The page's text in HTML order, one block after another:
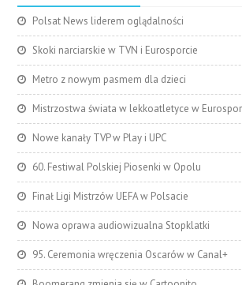
Polsat News liderem oglądalności
Skoki narciarskie w TVN i Eurosporcie
Metro z nowym pasmem dla dzieci
Mistrzostwa świata w lekkoatletyce w
Nowe kanały TVP w Play i UPC
60. Festiwal Polskiej Piosenki w Opolu
Finał Ligi Mistrzów UEFA w Polsacie
Nowa oprawa audiowizualna Stopklatki
95. Ceremonia wręczenia Oscarów w Canal+